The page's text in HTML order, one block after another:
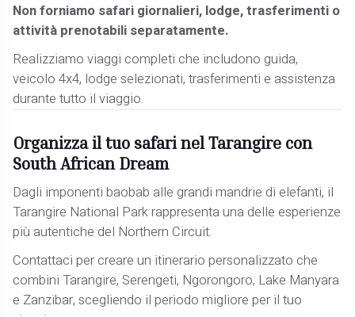
Non forniamo safari giornalieri, lodge, trasferimenti o
attività prenotabili separatamente.
Realizziamo viaggi completi che includono guida,
veicolo 4x4, lodge selezionati, trasferimenti e assistenza
durante tutto il viaggio.
Organizza il tuo safari nel Tarangire con
South African Dream
Dagli imponenti baobab alle grandi mandrie di elefanti, il
Tarangire National Park rappresenta una delle esperienze
più autentiche del Northern Circuit.
Contattaci per creare un itinerario personalizzato che
combini Tarangire, Serengeti, Ngorongoro, Lake Manyara
e Zanzibar, scegliendo il periodo migliore per il tuo